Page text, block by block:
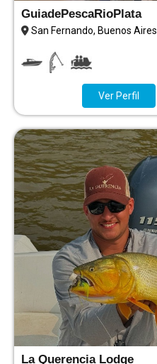
GuiadePescaRioPlata
San Fernando, Buenos Aires
Ver Perfil
La Querencia Lodge